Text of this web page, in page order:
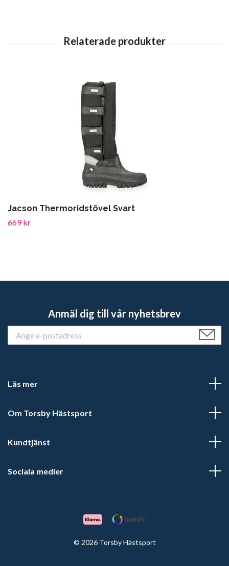
Jacson Thermoridstövel Svart
669 kr
Anmäl dig till vår nyhetsbrev
Läs mer
Om Torsby Hästsport
Kundtjänst
Sociala medier
© 2026 Torsby Hästsport